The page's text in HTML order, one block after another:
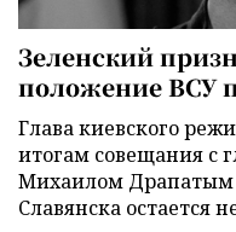
Зеленский
положение ВСУ
Глава киевского
итогам совещания с
Михаилом Драпатым
Славянска остается